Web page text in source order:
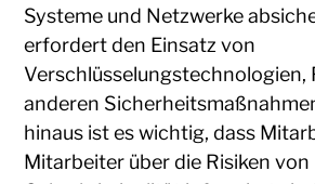
Systeme und Netzwerke
erfordert den Einsatz von
Verschlüsselungstechnologien,
anderen
hinaus ist es wichtig, dass
Mitarbeiter über die Risiken von